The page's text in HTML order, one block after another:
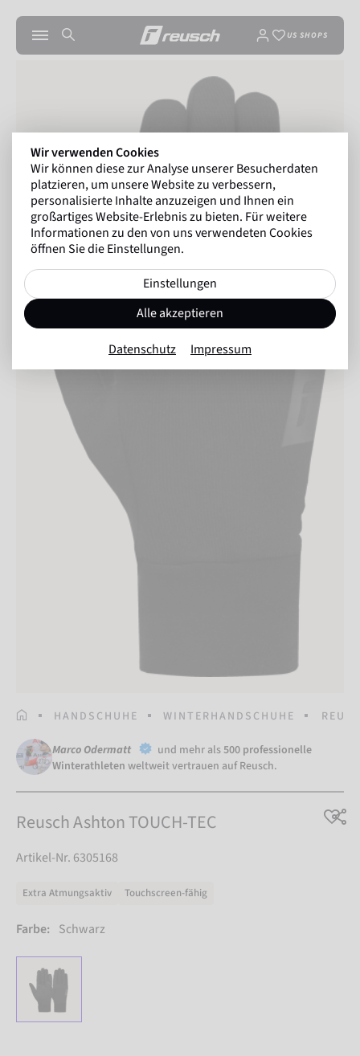
US SHOPS
STARTSEITEHANDSCHUHE WINTERHANDSCHUHE
Marco Odermatt und mehr als500 professionelle
Winterathleten weltweit vertrauen auf Reusch.
Reusch Ashton TOUCH-TEC
Artikel-Nr. 6305168
Extra Atmungsaktiv Touchscreen-fähig
Farbe: Schwarz
Wir verwenden Cookies
Wir können diese zur Analyse unserer Besucherdaten
platzieren, um unsere Website zu verbessern,
personalisierte Inhalte anzuzeigen und Ihnen ein
großartiges Website-Erlebnis zu bieten. Für weitere
Informationen zu den von uns verwendeten Cookies
öffnen Sie die Einstellungen.
Einstellungen
Alle akzeptieren
Datenschutz Impressum